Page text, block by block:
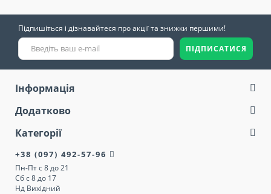
Підпишіться і дізнавайтеся про акції та знижки першими!
ПІДПИСАТИСЯ
Інформація
Додатково
Категорії
+38 (097) 492-57-96
Пн-Пт с 8 до 21
Сб с 8 до 17
Нд Вихідний